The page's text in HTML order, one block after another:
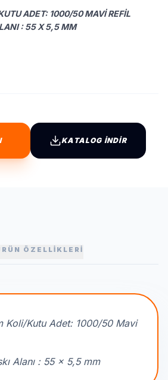
ADET: 1000/50 MAVI REFIL
: 55 X 5,5 MM
KATALOG İNDİR
ÖZELLİKLERİ
Koli/Kutu Adet: 1000/50 Mavi
Alanı : 55 x 5,5 mm